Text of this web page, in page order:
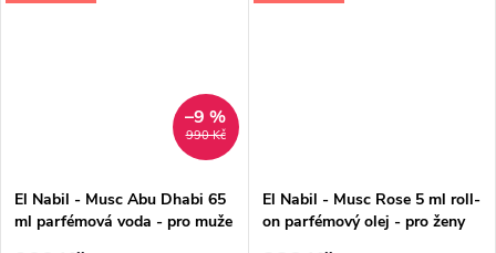
990 Kč
–9 %
El Nabil - Musc Abu Dhabi 65
ml parfémová voda - pro muže
El Nabil - Musc Rose 5 ml roll-
on parfémový olej - pro ženy